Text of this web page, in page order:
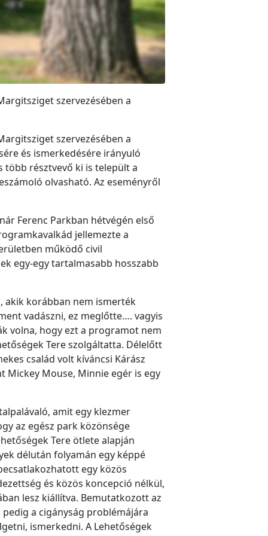
szervezésében a
szervezésében a
és ismerkedésére irányuló
résztvevő ki is települt a
olvasható. Az eseményről
Ferenc Parkban hétvégén első
jellemezte a
működő civil
egy-egy tartalmasabb hosszabb
akik korábban nem ismerték
vadászni, ez meglőtte…. vagyis
volna, hogy ezt a programot nem
Tere szolgáltatta. Délelőtt
család volt kíváncsi Kárász
Mickey Mouse, Minnie egér is egy
amit egy klezmer
az egész park közönsége
Tere ötlete alapján
délután folyamán egy képpé
egy közös
és közös koncepció nélkül,
lesz kiállítva. Bemutatkozott az
a cigányság problémájára
ismerkedni. A Lehetőségek